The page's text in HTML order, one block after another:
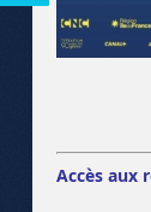
Accès aux